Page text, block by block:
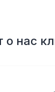
о нас